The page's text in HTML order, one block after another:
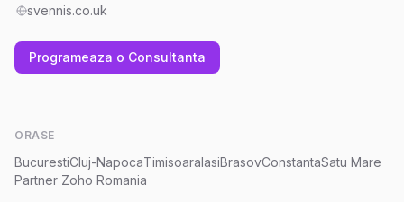
svennis.co.uk
Programeaza o Consultanta
ORASE
BucurestiCluj-NapocaTimisoaraIasiBrasovConstantaSatu Mare
Partner Zoho Romania